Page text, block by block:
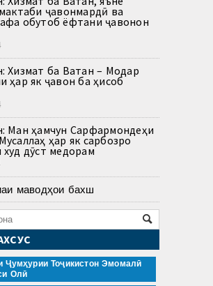
ҷавонмардӣ ва
обутоб ёфтани ҷавонон
Хизмат ба Ватан – Модар
ҳар як ҷавон ба ҳисоб
Ман ҳамчун Сарфармондеҳи
ҳар як сарбозро
дӯст медорам
маводҳои бахш
Ҷумҳурии Тоҷикистон Эмомалӣ
Олӣ